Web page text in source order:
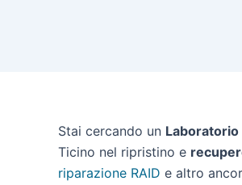
Stai cercando un Laboratorio
Ticino nel ripristino e
riparazione RAID e altro